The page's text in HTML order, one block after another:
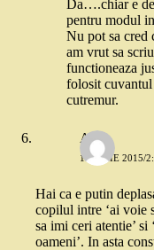
Da….chiar e
pentru modul
Nu pot sa cred
am vrut sa
functioneaza
folosit
cutremur.
Alice
16 IULIE 2015/
Hai ca e putin
copilul intre ‘ai voie
sa imi ceri atentie’
oameni’. In asta